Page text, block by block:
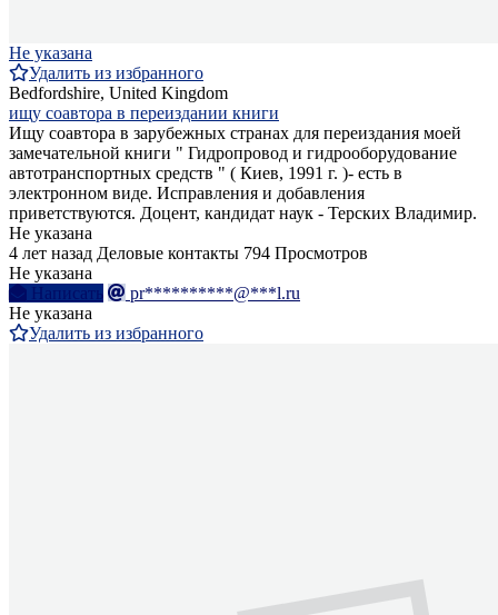
Не указана
Удалить из избранного
Bedfordshire, United Kingdom
ищу соавтора в переиздании книги
Ищу соавтора в зарубежных странах для переиздания моей
замечательной книги " Гидропровод и гидрооборудование
автотранспортных средств " ( Киев, 1991 г. )- есть в
электронном виде. Исправления и добавления
приветствуются. Доцент, кандидат наук - Терских Владимир.
Не указана
4 лет назад Деловые контакты 794 Просмотров
Не указана
Написать
pr**********@***l.ru
Не указана
Удалить из избранного